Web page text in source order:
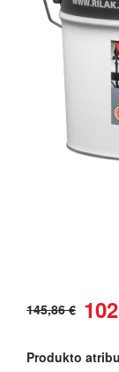
145,86 €
Produkto